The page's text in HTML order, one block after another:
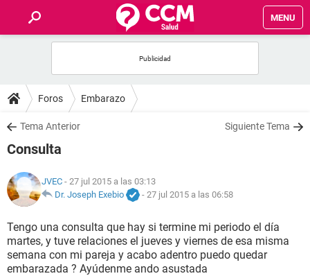
MENU
FOROS
SALUD
NUTRICIÓN
BIENESTAR
SEXUALIDAD
Foros Embarazo
Tema Anterior Siguiente Tema
Consulta
JVEC - 27 jul 2015 a las 03:13
Dr. Joseph Exebio
- 27 jul 2015 a las 06:58
Tengo una consulta que hay si termine mi periodo el día
martes, y tuve relaciones el jueves y viernes de esa misma
semana con mi pareja y acabo adentro puedo quedar
embarazada ? Ayúdenme ando asustada